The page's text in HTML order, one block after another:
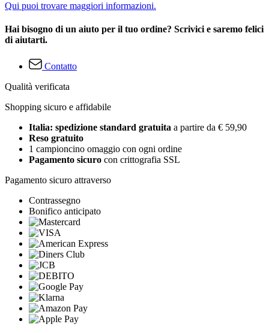
Qui puoi trovare maggiori informazioni.
Hai bisogno di un aiuto per il tuo ordine? Scrivici e saremo felici
di aiutarti.
Contatto
Qualità verificata
Shopping sicuro e affidabile
Italia: spedizione standard gratuita a partire da € 59,90
Reso gratuito
1 campioncino omaggio con ogni ordine
Pagamento sicuro con crittografia SSL
Pagamento sicuro attraverso
Contrassegno
Bonifico anticipato